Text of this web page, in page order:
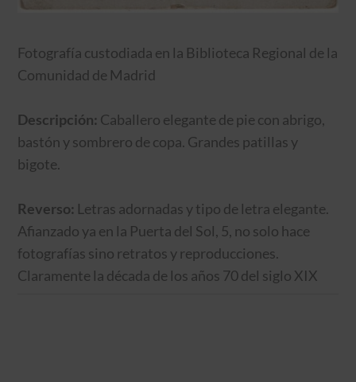
Fotografía custodiada en la Biblioteca Regional de la
Comunidad de Madrid
Descripción: Caballero elegante de pie con abrigo,
bastón y sombrero de copa. Grandes patillas y
bigote.
Reverso: Letras adornadas y tipo de letra elegante.
Afianzado ya en la Puerta del Sol, 5, no solo hace
fotografías sino retratos y reproducciones.
Claramente la década de los años 70 del siglo XIX